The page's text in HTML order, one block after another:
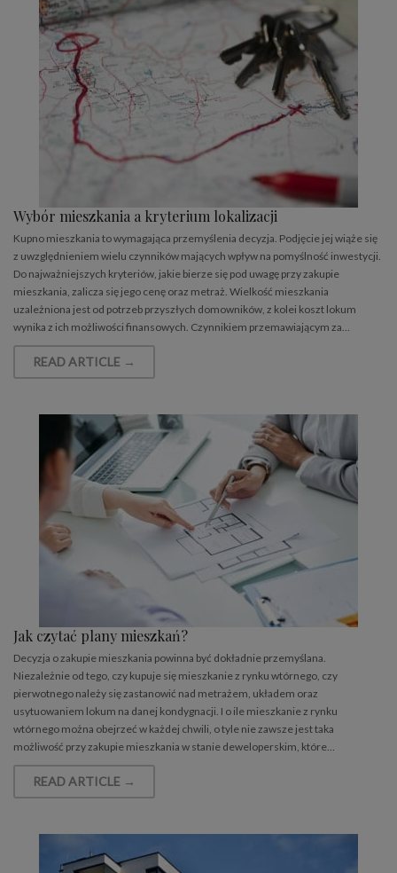
Wybór mieszkania a kryterium lokalizacji
Kupno mieszkania to wymagająca przemyślenia decyzja. Podjęcie jej wiąże się
z uwzględnieniem wielu czynników mających wpływ na pomyślność inwestycji.
Do najważniejszych kryteriów, jakie bierze się pod uwagę przy zakupie
mieszkania, zalicza się jego cenę oraz metraż. Wielkość mieszkania
uzależniona jest od potrzeb przyszłych domowników, z kolei koszt lokum
wynika z ich możliwości finansowych. Czynnikiem przemawiającym za…
READ ARTICLE →
Jak czytać plany mieszkań?
Decyzja o zakupie mieszkania powinna być dokładnie przemyślana.
Niezależnie od tego, czy kupuje się mieszkanie z rynku wtórnego, czy
pierwotnego należy się zastanowić nad metrażem, układem oraz
usytuowaniem lokum na danej kondygnacji. I o ile mieszkanie z rynku
wtórnego można obejrzeć w każdej chwili, o tyle nie zawsze jest taka
możliwość przy zakupie mieszkania w stanie deweloperskim, które…
READ ARTICLE →